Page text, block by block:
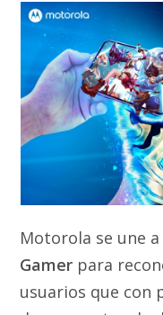
Motorola se une
Gamer para
usuarios que con